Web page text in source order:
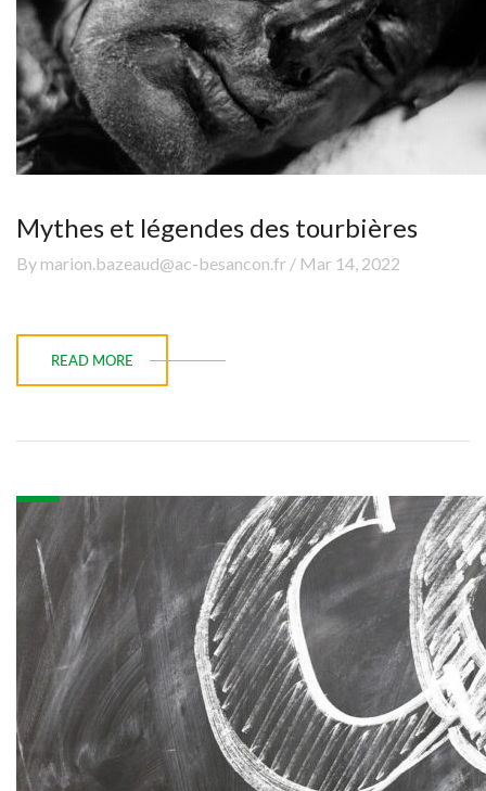
Mythes et légendes des tourbières
By marion.bazeaud@ac-besancon.fr / Mar 14, 2022
READ MORE